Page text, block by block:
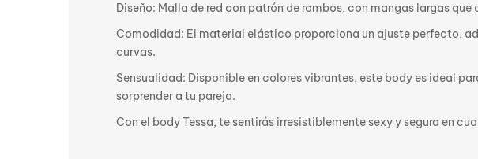
Diseño: Malla de red con patrón de rombos, con mangas largas
Comodidad: El material elástico proporciona un ajuste perfecto,
curvas.
Sensualidad: Disponible en colores vibrantes, este body es ideal
sorprender a tu pareja.
Con el body Tessa, te sentirás irresistiblemente sexy y segura en